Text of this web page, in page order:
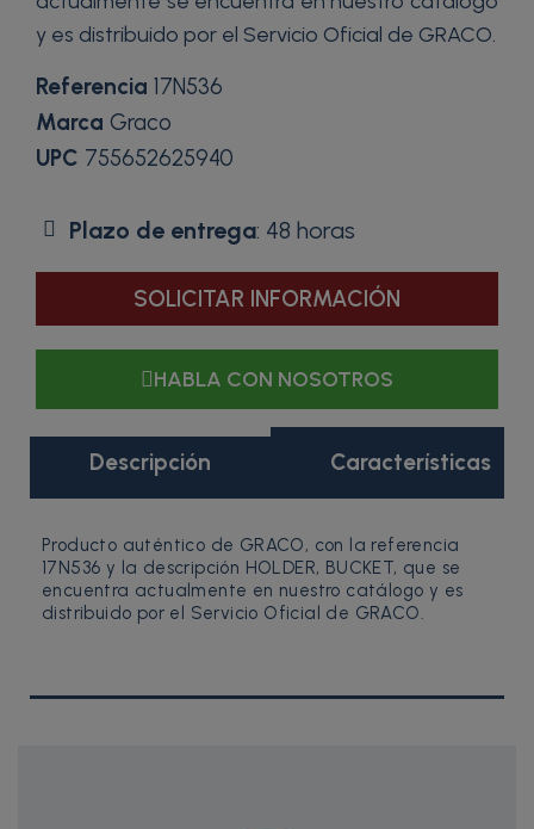
y es distribuido por el Servicio Oficial de GRACO.
Referencia 17N536
Marca Graco
UPC 755652625940
Plazo de entrega: 48 horas
SOLICITAR INFORMACIÓN
HABLA CON NOSOTROS
Descripción Características
Producto auténtico de GRACO, con la referencia
17N536 y la descripción HOLDER, BUCKET, que se
encuentra actualmente en nuestro catálogo y es
distribuido por el Servicio Oficial de GRACO.